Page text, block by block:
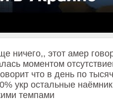
ничего,, этот амер
моментом
что в день по
укр остальные
темпами